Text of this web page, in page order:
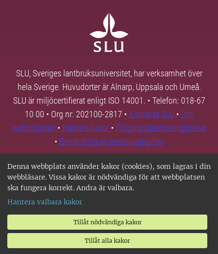
Denna webbplats använder kakor (cookies), som lagras i din
webbläsare. Vissa kakor är nödvändiga för att webbplatsen
ska fungera korrekt. Andra är valbara.
Hantera valbara kakor
Tillåt nödvändiga kakor
Tillåt alla kakor
SLU, Sveriges lantbruksuniversitet, har verksamhet över
hela Sverige. Huvudorter är Alnarp, Uppsala och Umeå.
SLU är miljöcertifierat enligt ISO 14001. • Telefon: 018-67
10 00 • Org nr: 202100-2817 • Kontakta SLU • Om
webbplatsen • Hantera kakor • Tillgänglighetsredogörelse
• Behandling av personuppgifter